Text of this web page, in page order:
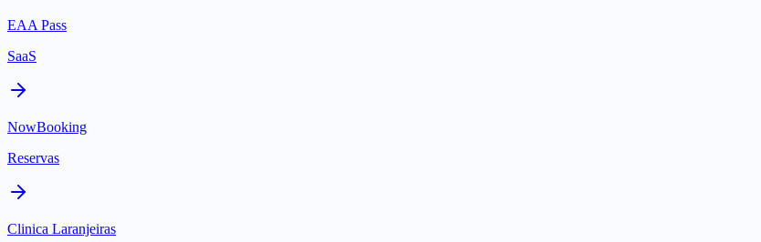
EAA Pass
SaaS
NowBooking
Reservas
Clinica Laranjeiras